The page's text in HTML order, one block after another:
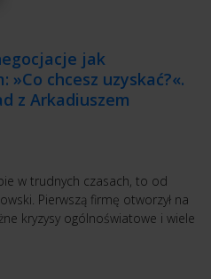
jak
chcesz uzyskać?«.
z Arkadiuszem
w trudnych czasach, to od
Pierwszą firmę otworzył na
kryzysy ogólnoświatowe i wiele